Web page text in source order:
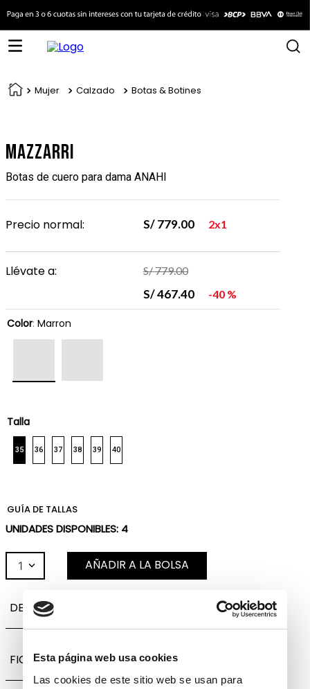
Esta página web usa cookies
Las cookies de este sitio web se usan para
Mujer Calzado Botas & Botines
Mazzarri
Botas de cuero para dama ANAHI
Precio normal: S/ 779.00 2x1
Llévate a: S/779.00
S/467.40 40 %
Color: Marron
Talla
35 36 37 38 39 40
GUÍA DE TALLAS
UNIDADES DISPONIBLES: 4
1 AÑADIR A LA BOLSA
DESCRIPCIÓN
FICHA TÉCNICA